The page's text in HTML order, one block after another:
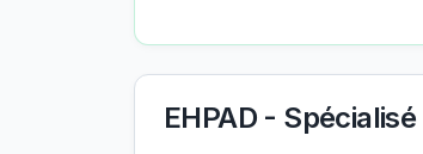
EHPAD - Spécialisé